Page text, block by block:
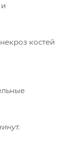
костей